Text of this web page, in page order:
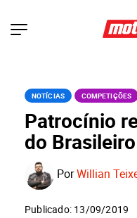
NOTÍCIAS COMPETIÇÕES
Patrocínio
do
PorWillian
Publicado: 13/09/2019